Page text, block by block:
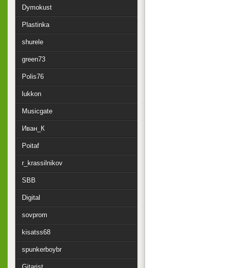
Dymokust
Plastinka
shurele
green73
Polis76
lukkon
Musicgate
Иван_К
Poitaf
r_krassilnikov
SBB
Digital
sovprom
kisatss68
spunkerboybr